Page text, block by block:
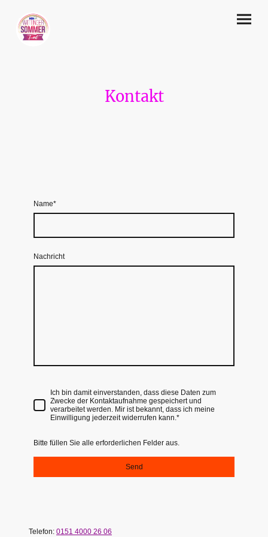
Kontakt
Name*
Nachricht
Ich bin damit einverstanden, dass diese Daten zum
Zwecke der Kontaktaufnahme gespeichert und
verarbeitet werden. Mir ist bekannt, dass ich meine
Einwilligung jederzeit widerrufen kann. *
Bitte füllen Sie alle erforderlichen Felder aus.
Send
Telefon: 0151 4000 26 06